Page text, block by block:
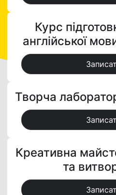
Курс
англійської
Творча
Креативна
та